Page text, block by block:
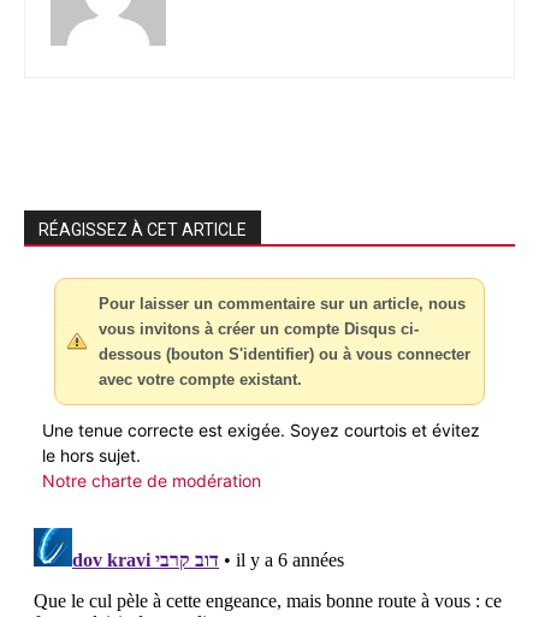
RÉAGISSEZ À CET ARTICLE
Pour laisser un commentaire sur un article, nous
vous invitons à créer un compte Disqus ci-
dessous (bouton S'identifier) ou à vous connecter
avec votre compte existant.
Une tenue correcte est exigée. Soyez courtois et évitez
le hors sujet.
Notre charte de modération